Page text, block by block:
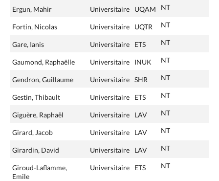
Ergun, Mahir Universitaire UQAM NT
Fortin, Nicolas Universitaire UQTR NT
Gare, Ianis Universitaire ETS NT
Gaumond, Raphaëlle Universitaire INUK NT
Gendron, Guillaume Universitaire SHR NT
Gestin, Thibault Universitaire ETS NT
Giguère, Raphaël Universitaire LAV NT
Girard, Jacob Universitaire LAV NT
Girardin, David Universitaire LAV NT
Giroud-Laflamme,
Emile
Universitaire ETS NT